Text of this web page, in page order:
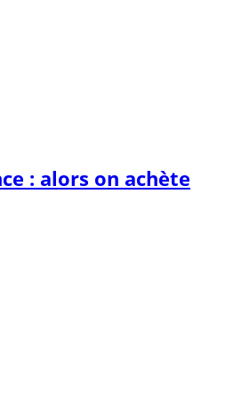
: alors on achète